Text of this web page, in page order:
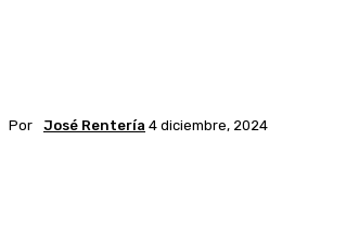
Por José Rentería 4 diciembre, 2024